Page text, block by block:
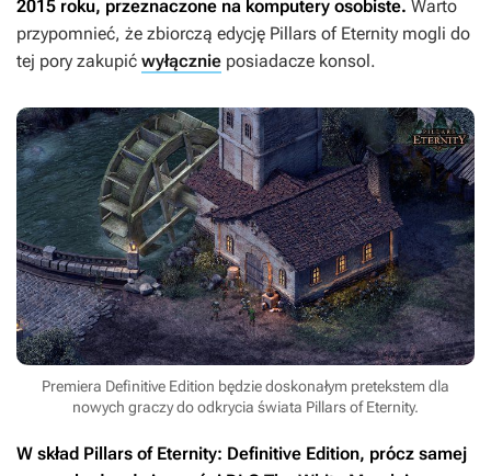
2015 roku, przeznaczone na komputery osobiste. Warto
przypomnieć, że zbiorczą edycję Pillars of Eternity mogli do
tej pory zakupić wyłącznie posiadacze konsol.
Premiera Definitive Edition będzie doskonałym pretekstem dla
nowych graczy do odkrycia świata Pillars of Eternity.
W skład Pillars of Eternity: Definitive Edition, prócz samej